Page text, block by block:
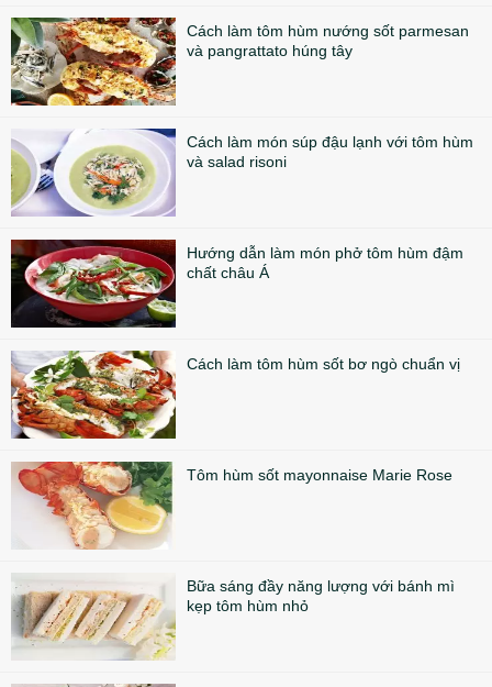
Cách làm tôm hùm nướng sốt parmesan
và pangrattato húng tây
Cách làm món súp đậu lạnh với tôm hùm
và salad risoni
Hướng dẫn làm món phở tôm hùm đậm
chất châu Á
Cách làm tôm hùm sốt bơ ngò chuẩn vị
Tôm hùm sốt mayonnaise Marie Rose
Bữa sáng đầy năng lượng với bánh mì
kẹp tôm hùm nhỏ